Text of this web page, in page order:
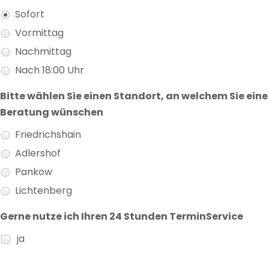
Sofort
Vormittag
Nachmittag
Nach 18:00 Uhr
Bitte wählen Sie einen Standort, an welchem Sie eine
Beratung wünschen
Friedrichshain
Adlershof
Pankow
Lichtenberg
Gerne nutze ich Ihren 24 Stunden TerminService
ja